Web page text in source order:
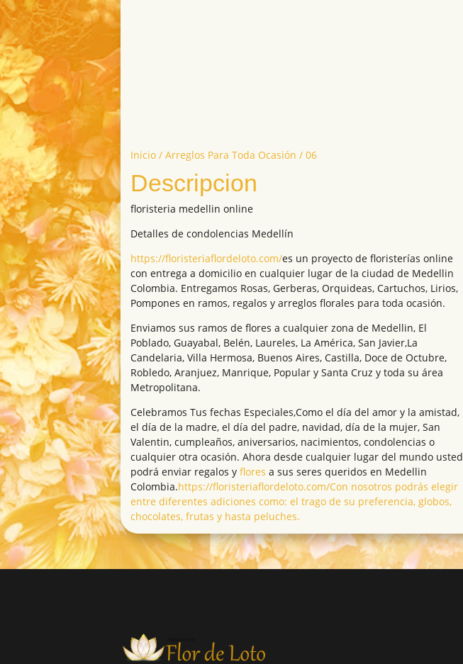
Inicio / Arreglos Para Toda Ocasión / 06
Descripcion
floristeria medellin online
Detalles de condolencias Medellín
https://floristeriaflordeloto.com/es un proyecto de floristerías online
con entrega a domicilio en cualquier lugar de la ciudad de Medellin
Colombia. Entregamos Rosas, Gerberas, Orquideas, Cartuchos, Lirios,
Pompones en ramos, regalos y arreglos florales para toda ocasión.
Enviamos sus ramos de flores a cualquier zona de Medellin, El
Poblado, Guayabal, Belén, Laureles, La América, San Javier,La
Candelaria, Villa Hermosa, Buenos Aires, Castilla, Doce de Octubre,
Robledo, Aranjuez, Manrique, Popular y Santa Cruz y toda su área
Metropolitana.
Celebramos Tus fechas Especiales,Como el día del amor y la amistad,
el día de la madre, el día del padre, navidad, día de la mujer, San
Valentin, cumpleaños, aniversarios, nacimientos, condolencias o
cualquier otra ocasión. Ahora desde cualquier lugar del mundo usted
podrá enviar regalos y flores a sus seres queridos en Medellin
Colombia.https://floristeriaflordeloto.com/Con nosotros podrás elegir
entre diferentes adiciones como: el trago de su preferencia, globos,
chocolates, frutas y hasta peluches.